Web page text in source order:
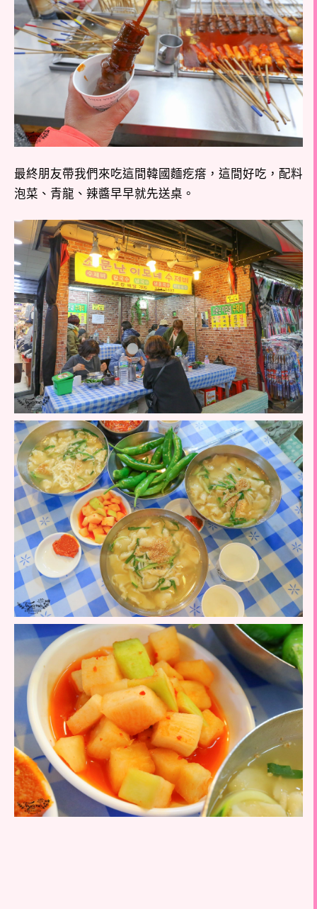
最終朋友帶我們來吃這間韓國麵疙瘩，這間好吃，配料
泡菜、青龍、辣醬早早就先送桌。